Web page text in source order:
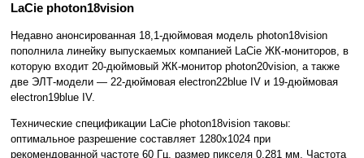
LaCie photon18vision
Недавно анонсированная 18,1-дюймовая модель photon18vision
пополнила линейку выпускаемых компанией LaCie ЖК-мониторов, в
которую входит 20-дюймовый ЖК-монитор photon20vision, а также
две ЭЛТ-модели — 22-дюймовая electron22blue IV и 19-дюймовая
electron19blue IV.
Технические спецификации LaCie photon18vision таковы:
оптимальное разрешение составляет 1280x1024 при
рекомендованной частоте 60 Гц, размер пикселя 0,281 мм. Частота